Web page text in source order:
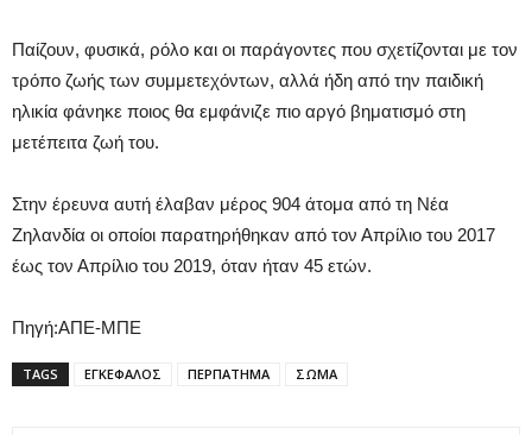
Παίζουν, φυσικά, ρόλο και οι παράγοντες που σχετίζονται με τον
τρόπο ζωής των συμμετεχόντων, αλλά ήδη από την παιδική
ηλικία φάνηκε ποιος θα εμφάνιζε πιο αργό βηματισμό στη
μετέπειτα ζωή του.
Στην έρευνα αυτή έλαβαν μέρος 904 άτομα από τη Νέα
Ζηλανδία οι οποίοι παρατηρήθηκαν από τον Απρίλιο του 2017
έως τον Απρίλιο του 2019, όταν ήταν 45 ετών.
Πηγή:ΑΠΕ-ΜΠΕ
TAGS ΕΓΚΕΦΑΛΟΣ ΠΕΡΠΑΤΗΜΑ ΣΩΜΑ